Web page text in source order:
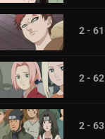
2 - 61
2 - 62
2 - 63